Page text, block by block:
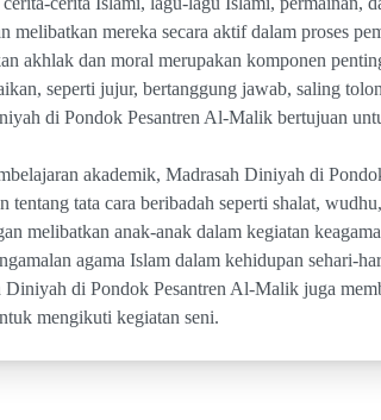
melibatkan mereka secara aktif dalam proses
akhlak dan moral merupakan komponen
seperti jujur, bertanggung jawab, saling
di Pondok Pesantren Al-Malik bertujuan
akademik, Madrasah Diniyah di
tentang tata cara beribadah seperti shalat,
melibatkan anak-anak dalam kegiatan
agama Islam dalam kehidupan sehari-
di Pondok Pesantren Al-Malik juga
mengikuti kegiatan seni.